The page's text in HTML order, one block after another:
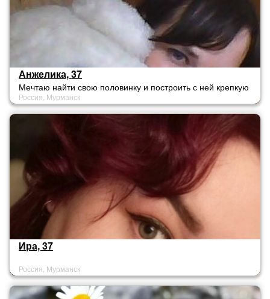
Анжелика, 37
Мечтаю найти свою половинку и построить с ней крепкую
, счастливую семью)
Россия, Мурманск
Ира, 37
Россия, Мурманск